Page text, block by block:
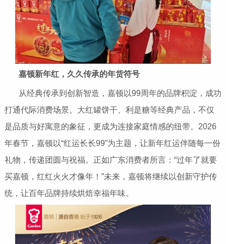
嘉顿新年红，久久传承的年货符号
从经典传承到创新智造，嘉顿以99周年的品牌积淀，成功
打通代际消费场景。大红罐饼干、利是糖等经典产品，不仅
是品质与好寓意的象征，更成为连接家庭情感的纽带。2026
年春节，嘉顿以“红运长长99”为主题，让新年红运伴随每一份
礼物，传递团圆与祝福。正如广东消费者所言：“过年了就要
买嘉顿，红红火火才像年！”未来，嘉顿将继续以创新守护传
统，让百年品牌持续烘焙幸福年味。